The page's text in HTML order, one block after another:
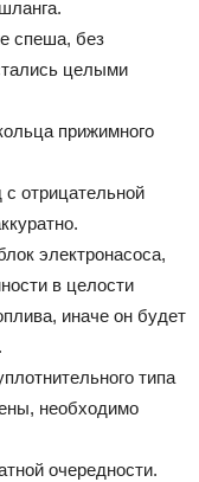
спеша, без
целыми
прижимного
с отрицательной
электронасоса,
в целости
иначе он будет
типа
необходимо
очередности.